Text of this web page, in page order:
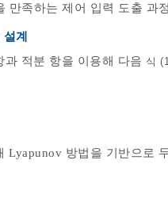
만족하는 제어 입력 도출 과
계
적분 항을 이용해 다음 식
Lyapunov 방법을 기반으로